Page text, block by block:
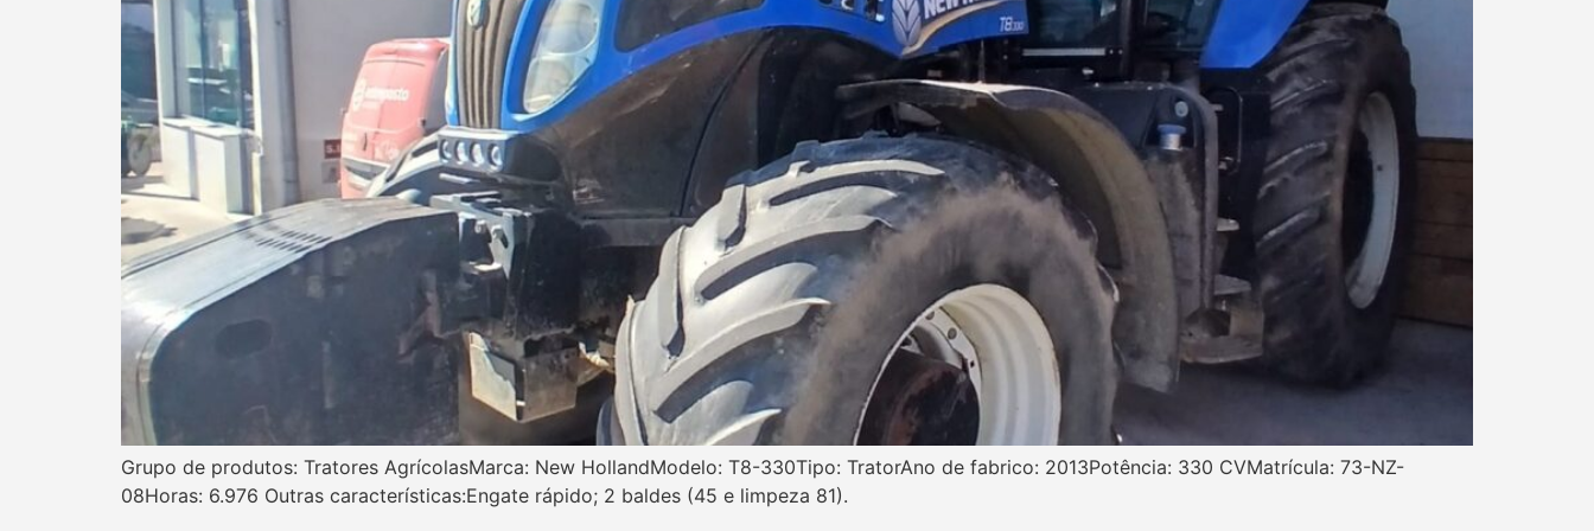
Grupo de produtos: Tratores AgrícolasMarca: New HollandModelo: T8-330Tipo: TratorAno de fabrico: 2013Potência: 330 CVMatrícula: 73-NZ-
08Horas: 6.976 Outras características:Engate rápido; 2 baldes (45 e limpeza 81).